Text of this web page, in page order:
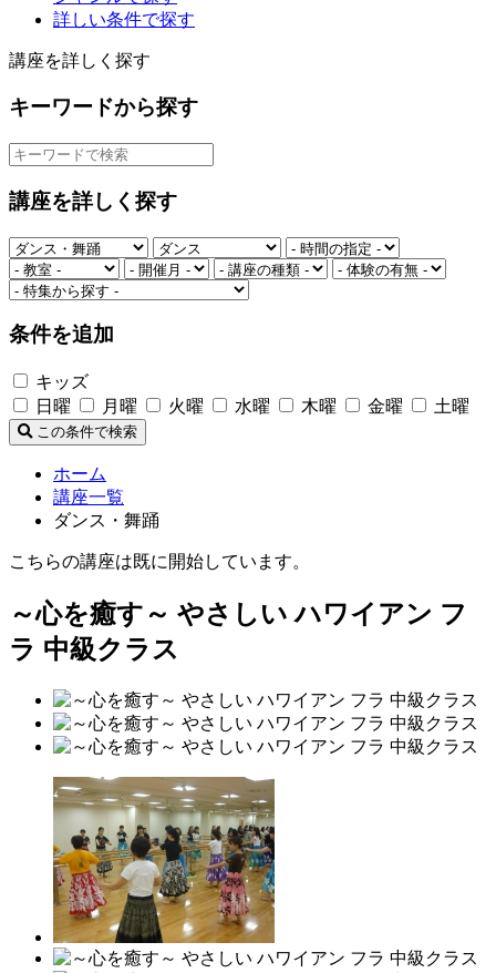
詳しい条件で探す
講座を詳しく探す
キーワードから探す
講座を詳しく探す
条件を追加
キッズ
日曜
月曜 火曜 水曜 木曜 金曜 土曜
この条件で検索
ホーム
講座一覧
ダンス・舞踊
こちらの講座は既に開始しています。
～心を癒す～ やさしい ハワイアン フ
ラ 中級クラス